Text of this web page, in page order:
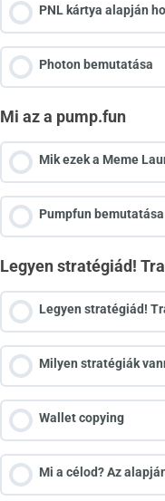
PNL kártya alapján
Photon bemutatása
Mi az a pump.fun
Mik ezek a Meme
Pumpfun bemutatása
Legyen stratégiád!
Legyen stratégiád!
Milyen stratégiák
Wallet copying
Mi a célod? Az